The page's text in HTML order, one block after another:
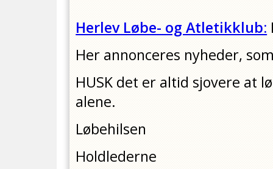
Herlev Løbe- og Atletikklub:
Her annonceres nyheder,
HUSK det er altid sjovere at
alene.
Løbehilsen
Holdlederne